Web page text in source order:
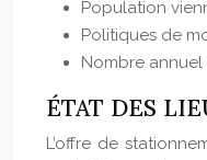
Population
Politiques de
Nombre annuel
ÉTAT DES
L’offre de